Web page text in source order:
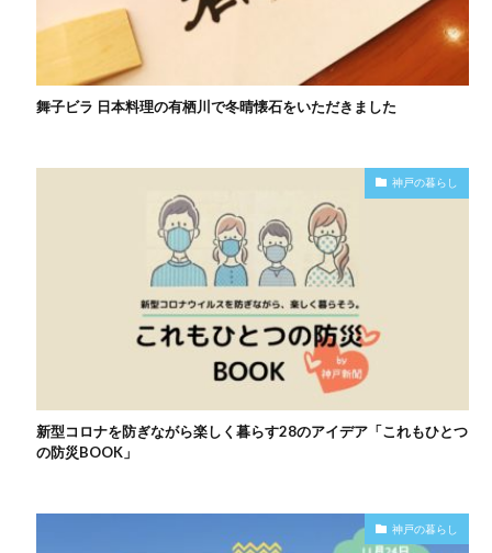
舞子ビラ 日本料理の有栖川で冬晴懐石をいただきました
神戸の暮らし
新型コロナを防ぎながら楽しく暮らす28のアイデア「これもひとつ
の防災BOOK」
神戸の暮らし